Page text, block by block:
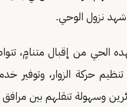
شهد نزول الوحي.
الحي من إقبال متنامٍ،
حركة الزوار، وتوفير
وسهولة تنقلهم بين